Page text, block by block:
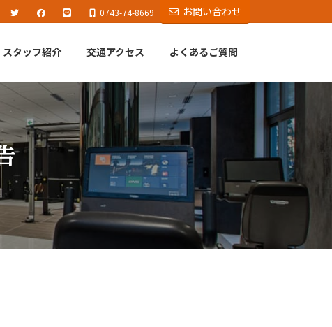
0743-74-8669 お問い合わせ
スタッフ紹介 交通アクセス よくあるご質問